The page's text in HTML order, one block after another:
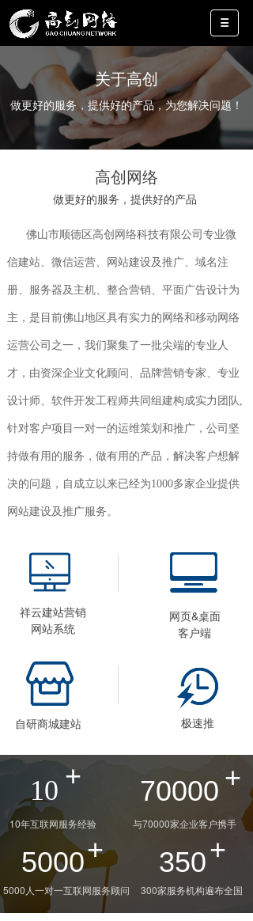
关于高创
做更好的服务，提供好的产品，为您解决问题！
高创网络
做更好的服务，提供好的产品
佛山市顺德区高创网络科技有限公司专业微
信建站、微信运营、网站建设及推广、域名注
册、服务器及主机、整合营销、平面广告设计为
主，是目前佛山地区具有实力的网络和移动网络
运营公司之一，我们聚集了一批尖端的专业人
才，由资深企业文化顾问、品牌营销专家、专业
设计师、软件开发工程师共同组建构成实力团队,
针对客户项目一对一的运维策划和推广，公司坚
持做有用的服务，做有用的产品，解决客户想解
决的问题，自成立以来已经为1000多家企业提供
网站建设及推广服务。
祥云建站营销
网站系统
网页&桌面
客户端
极速推
自研商城建站
10年互联网服务经验
350
5000
70000
10 +
300家服务机构遍布全国
5000人一对一互联网服务顾问
与70000家企业客户携手
+
+
+